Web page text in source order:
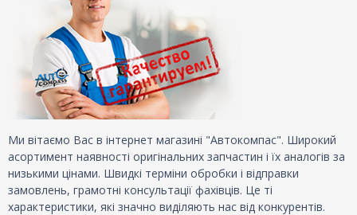
Ми вітаємо Вас в інтернет магазині "Автокомпас". Широкий
асортимент наявності оригінальних запчастин і їх аналогів за
низькими цінами. Швидкі терміни обробки і відправки
замовлень, грамотні консультації фахівців. Це ті
характеристики, які значно виділяють нас від конкурентів.